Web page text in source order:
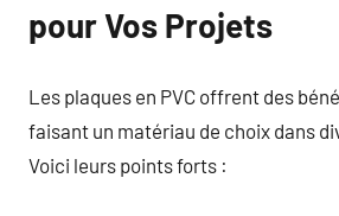
pour Vos Projets
Les plaques en PVC offrent des
faisant un matériau de choix dans
Voici leurs points forts :